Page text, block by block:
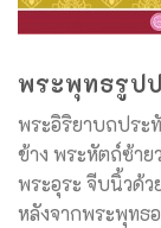
พระพุทธรูป
พระอิริยาบถประ
ข้าง พระหัตถ์ซ้าย
พระอุระ จีบนิ้วด้ว
หลังจากพระพุทธ